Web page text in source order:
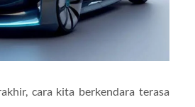
cara kita berkendara terasa